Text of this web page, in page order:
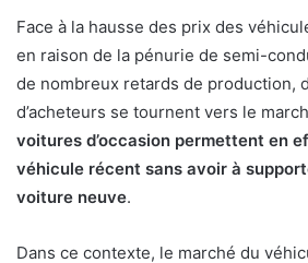
Face à la hausse des prix des
en raison de la pénurie de semi-
de nombreux retards de production,
d’acheteurs se tournent vers le
voitures d’occasion permettent en
véhicule récent sans avoir à
voiture neuve.
Dans ce contexte, le marché du